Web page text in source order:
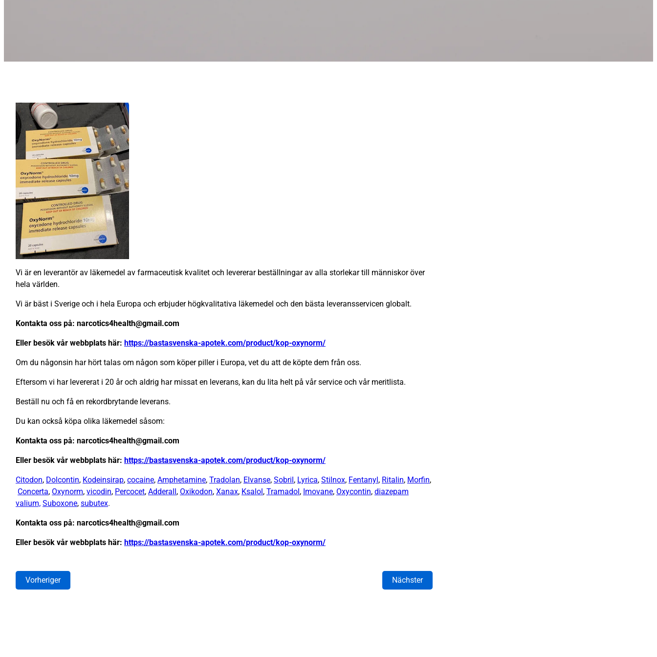
Vi är en leverantör av läkemedel av farmaceutisk kvalitet och levererar beställningar av alla storlekar till människor över
hela världen.
Vi är bäst i Sverige och i hela Europa och erbjuder högkvalitativa läkemedel och den bästa leveransservicen globalt.
Kontakta oss på: narcotics4health@gmail.com
Eller besök vår webbplats här: https://bastasvenska-apotek.com/product/kop-oxynorm/
Om du någonsin har hört talas om någon som köper piller i Europa, vet du att de köpte dem från oss.
Eftersom vi har levererat i 20 år och aldrig har missat en leverans, kan du lita helt på vår service och vår meritlista.
Beställ nu och få en rekordbrytande leverans.
Du kan också köpa olika läkemedel såsom:
Kontakta oss på: narcotics4health@gmail.com
Eller besök vår webbplats här: https://bastasvenska-apotek.com/product/kop-oxynorm/
Citodon, Dolcontin, Kodeinsirap, cocaine, Amphetamine, Tradolan, Elvanse, Sobril , Lyrica, Stilnox, Fentanyl , Ritalin, Morfin,
Concerta, Oxynorm, vicodin, Percocet, Adderall , Oxikodon, Xanax, Ksalol , Tramadol , Imovane, Oxycontin, diazepam
valium, Suboxone, subutex.
Kontakta oss på: narcotics4health@gmail.com
Eller besök vår webbplats här: https://bastasvenska-apotek.com/product/kop-oxynorm/
Vorheriger Nächster